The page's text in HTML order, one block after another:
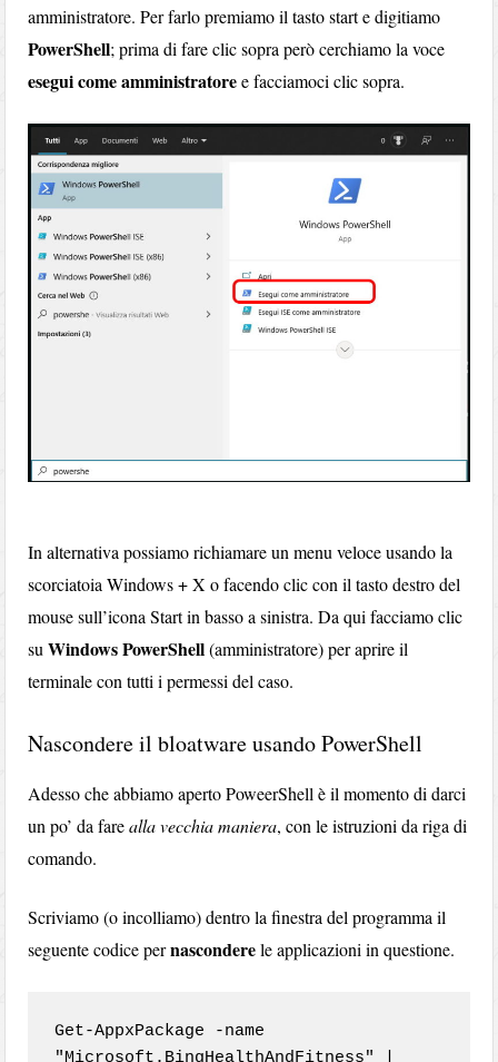
amministratore. Per farlo premiamo il tasto start e digitiamo
PowerShell; prima di fare clic sopra però cerchiamo la voce
esegui come amministratoree facciamoci clic sopra.
In alternativa possiamo richiamare un menu veloce usando la
scorciatoia Windows + X o facendo clic con il tasto destro del
mouse sull’icona Start in basso a sinistra. Da qui facciamo clic
suWindows PowerShell(amministratore) per aprire il
terminale con tutti i permessi del caso.
Nascondere il bloatware usando PowerShell
Adesso che abbiamo aperto PoweerShell è il momento di darci
un po’ da farealla vecchia maniera, con le istruzioni da riga di
comando.
Scriviamo (o incolliamo) dentro la finestra del programma il
seguente codice pernasconderele applicazioni in questione.
Get-AppxPackage -name
"Microsoft.BingHealthAndFitness" |